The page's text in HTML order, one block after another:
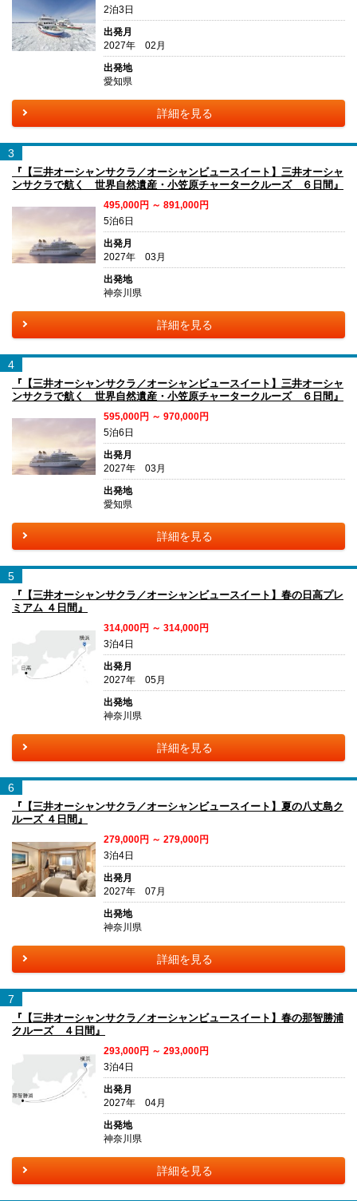
2泊3日
出発月
2027年 02月
出発地
愛知県
詳細を見る
3
『【三井オーシャンサクラ／オーシャンビュースイート】三井オーシャ
ンサクラで航く 世界自然遺産・小笠原チャータークルーズ ６日間』
495,000円 ～ 891,000円
5泊6日
出発月
2027年 03月
出発地
神奈川県
詳細を見る
4
『【三井オーシャンサクラ／オーシャンビュースイート】三井オーシャ
ンサクラで航く 世界自然遺産・小笠原チャータークルーズ ６日間』
595,000円 ～ 970,000円
5泊6日
出発月
2027年 03月
出発地
愛知県
詳細を見る
5
『【三井オーシャンサクラ／オーシャンビュースイート】春の日高プレ
ミアム ４日間』
314,000円 ～ 314,000円
3泊4日
出発月
2027年 05月
出発地
神奈川県
詳細を見る
6
『【三井オーシャンサクラ／オーシャンビュースイート】夏の八丈島ク
ルーズ ４日間』
279,000円 ～ 279,000円
3泊4日
出発月
2027年 07月
出発地
神奈川県
詳細を見る
7
『【三井オーシャンサクラ／オーシャンビュースイート】春の那智勝浦
クルーズ ４日間』
293,000円 ～ 293,000円
3泊4日
出発月
2027年 04月
出発地
神奈川県
詳細を見る